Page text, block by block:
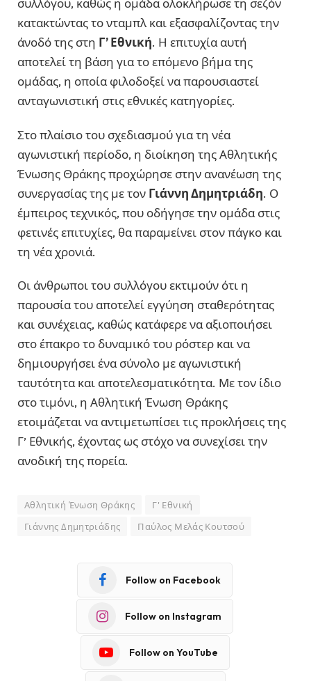
συλλόγου, καθώς η ομάδα ολοκλήρωσε τη σεζόν
κατακτώντας το νταμπλ και εξασφαλίζοντας την
άνοδό της στη Γ’ Εθνική. Η επιτυχία αυτή
αποτελεί τη βάση για το επόμενο βήμα της
ομάδας, η οποία φιλοδοξεί να παρουσιαστεί
ανταγωνιστική στις εθνικές κατηγορίες.
Στο πλαίσιο του σχεδιασμού για τη νέα
αγωνιστική περίοδο, η διοίκηση της Αθλητικής
Ένωσης Θράκης προχώρησε στην ανανέωση της
συνεργασίας της με τον Γιάννη Δημητριάδη. Ο
έμπειρος τεχνικός, που οδήγησε την ομάδα στις
φετινές επιτυχίες, θα παραμείνει στον πάγκο και
τη νέα χρονιά.
Οι άνθρωποι του συλλόγου εκτιμούν ότι η
παρουσία του αποτελεί εγγύηση σταθερότητας
και συνέχειας, καθώς κατάφερε να αξιοποιήσει
στο έπακρο το δυναμικό του ρόστερ και να
δημιουργήσει ένα σύνολο με αγωνιστική
ταυτότητα και αποτελεσματικότητα. Με τον ίδιο
στο τιμόνι, η Αθλητική Ένωση Θράκης
ετοιμάζεται να αντιμετωπίσει τις προκλήσεις της
Γ’ Εθνικής, έχοντας ως στόχο να συνεχίσει την
ανοδική της πορεία.
Αθλητική Ένωση Θράκης
Γ' Εθνική
Γιάννης Δημητριάδης
Παύλος Μελάς Κουτσού
Follow on Facebook
Follow on Instagram
Follow on YouTube